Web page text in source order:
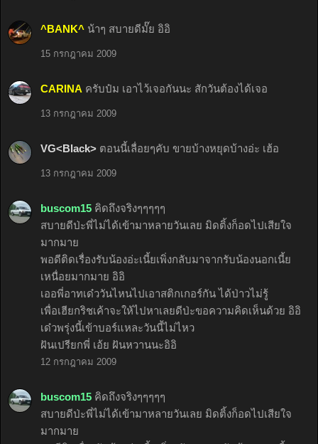
^BANK^ น้าๆ สบายดีมั๊ย อิอิ
15 กรกฎาคม 2009
CARINA ครับป๋ม เอาไว้เจอกันนะ สักวันต้องได้เจอ
13 กรกฎาคม 2009
VG<Black> ตอนนี้เลื่อยๆคับ ขายบ้างหยุดบ้างอ่ะ เฮ้อ
13 กรกฎาคม 2009
buscom15 คิดถึงจริงๆๆๆๆๆ
สบายดีป่ะพี่ไม่ได้เข้ามาหลายวันเลย มิดติ้งก็อดไปเสียใจ
มากมาย
พอดีติดเรื่องรับน้องอ่ะเนี้ยเพิ่งกลับมาจากรับน้องนอกเนี้ย
เหนื่อยมากมาย อิอิ
เออพี่อาทเด๋ววันไหนไปเอาสติกเกอร์กัน ได้ป่าวไม่รู้
เพื่อเฮียกริชเค้าจะให้ไปหาเลยดีป่ะขอความคิดเห็นด้วย อิอิ
เด๋วพรุ่งนี้เข้าบอร์แหละวันนี้ไม่ไหว
ฝันเปรียกพี่ เอ้ย ฝันหวานนะอิอิ
12 กรกฎาคม 2009
buscom15 คิดถึงจริงๆๆๆๆๆ
สบายดีป่ะพี่ไม่ได้เข้ามาหลายวันเลย มิดติ้งก็อดไปเสียใจ
มากมาย